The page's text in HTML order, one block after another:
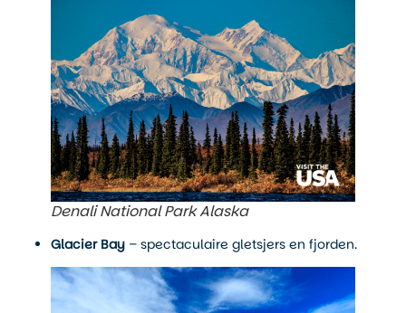
Denali National Park Alaska
Glacier Bay – spectaculaire gletsjers en fjorden.